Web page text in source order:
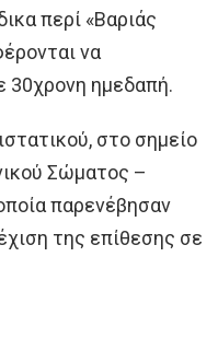
περί «Βαριάς
να
30χρονη ημεδαπή.
στο σημείο
Σώματος –
παρενέβησαν
της επίθεσης σε